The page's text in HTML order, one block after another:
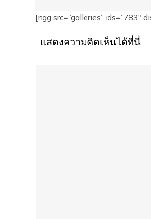
[ngg src=”galleries” ids=”783″
แสดงความคิดเห็นได้ที่นี่